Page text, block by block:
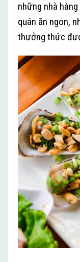
những nhà
quán ăn ngon,
thưởng thức